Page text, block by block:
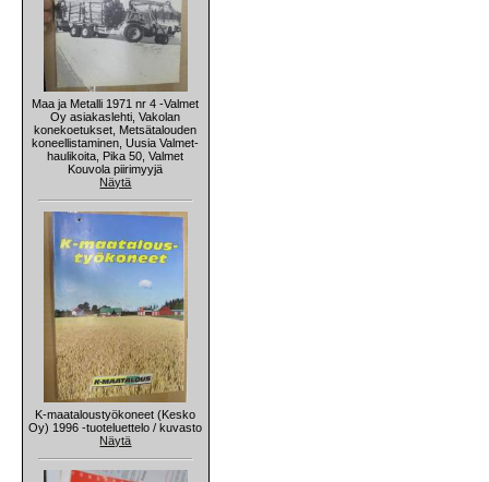
Maa ja Metalli 1971 nr 4 -Valmet
Oy asiakaslehti, Vakolan
konekoetukset, Metsätalouden
koneellistaminen, Uusia Valmet-
haulikoita, Pika 50, Valmet
Kouvola piirimyyjä
Näytä
K-maataloustyökoneet (Kesko
Oy) 1996 -tuoteluettelo / kuvasto
Näytä